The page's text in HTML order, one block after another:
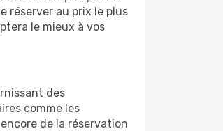
réserver au prix le plus
le mieux à vos
des
comme les
de la réservation